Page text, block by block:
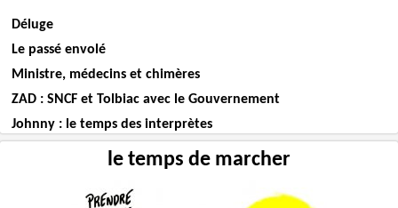
Déluge
Le passé envolé
Ministre, médecins et chimères
ZAD : SNCF et Tolbiac avec le Gouvernement
Johnny : le temps des interprètes
le temps de marcher